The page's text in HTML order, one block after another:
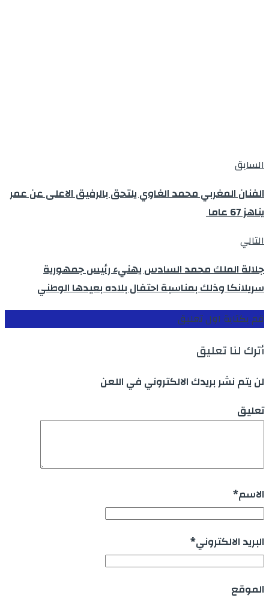
السابق
الفنان المغربي محمد الغاوي يلتحق بالرفيق الاعلى عن عمر
يناهز 67 عاما
التالي
جلالة الملك محمد السادس يهنيء رئيس جمهورية
سريلانكا وذلك بمناسبة احتفال بلاده بعيدها الوطني
قم بكتابة اول تعليق
أترك لنا تعليق
لن يتم نشر بريدك الالكتروني في اللعن
تعليق
الاسم*
البريد الالكتروني*
الموقع